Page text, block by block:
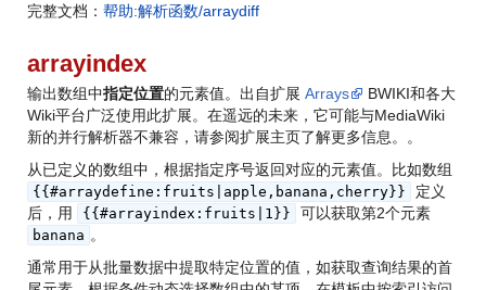
完整文档： 帮助:解析函数/arraydiff
arrayindex
输出数组中指定位置的元素值。出自扩展 Arrays
BWIKI和各大
Wiki平台广泛使用此扩展。在遥远的未来，它可能与MediaWiki
新的并行解析器不兼容，请参阅扩展主页了解更多信息。
。
从已定义的数组中，根据指定序号返回对应的元素值。比如数组
{{#arraydefine:fruits|apple,banana,cherry}}
定义
后，用
{{#arrayindex:fruits|1}} 可以获取第2个元素
banana 。
通常用于从批量数据中提取特定位置的值，如获取查询结果的首